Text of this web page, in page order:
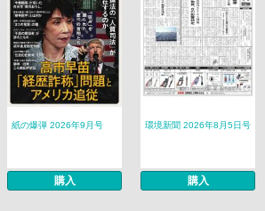
紙の爆弾 2026年9月号
購入
環境新聞 2026年8月5日号
購入